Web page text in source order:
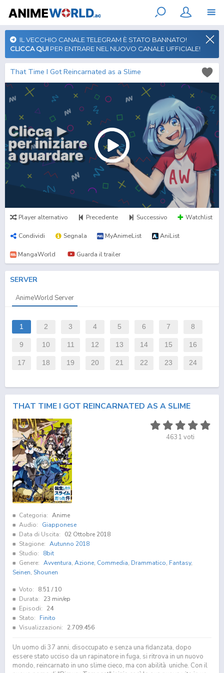
IL VECCHIO CANALE TELEGRAM È STATO BANNATO!
CLICCA QUI PER ENTRARE NEL NUOVO CANALE UFFICIALE!
That Time I Got Reincarnated as a Slime
Player alternativo Precedente Successivo Watchlist
Condividi Segnala MyAnimeList AniList
MangaWorld Guarda il trailer
SERVER
AnimeWorld Server
1 2 3 4 5 6 7 8
9 10 11 12 13 14 15 16
17 18 19 20 21 22 23 24
THAT TIME I GOT REINCARNATED AS A SLIME
4631 voti
Categoria: Anime
Audio:
Giapponese
Data di Uscita:
02 Ottobre 2018
Stagione: Autunno 2018
Studio:
8bit
Genere: Avventura, Azione, Commedia, Drammatico, Fantasy,
Seinen, Shounen
Voto: 8.51 / 10
Durata:
23 min/ep
Episodi:
24
Stato:
Finito
Visualizzazioni:
2.709.456
Un uomo di 37 anni, disoccupato e senza una fidanzata, dopo
essere stato ucciso da un rapinatore in fuga, si ritrova in un nuovo
mondo, reincarnato in uno slime cieco, ma con abilità uniche. Con il